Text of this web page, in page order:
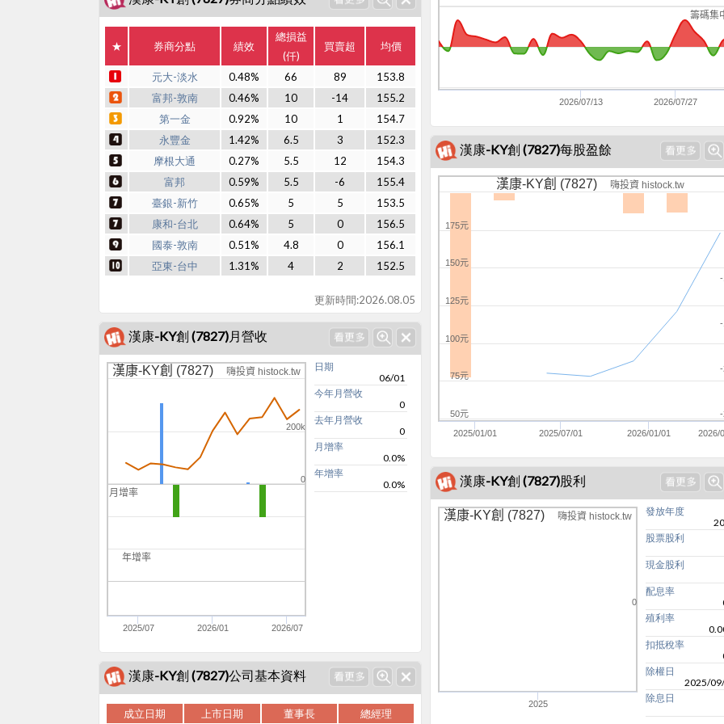
籌碼集
2026/07/13 2026/07/27
★ 券商分點 績效
總損益
(仟)
買賣超 均價
元大-淡水 0.48% 66 89
153.8
富邦-敦南
0.46% 10 -14
155.2
第一金
0.92% 10 1
154.7
永豐金
1.42% 6.5 3
152.3
摩根大通
0.27% 5.5 12
154.3
富邦
0.59% 5.5 -6
155.4
臺銀-新竹
0.65% 5 5
153.5
康和-台北
0.64% 5 0
156.5
國泰-敦南
0.51% 4.8 0
156.1
亞東-台中
1.31% 4 2 152.5
更新時間:2026.08.05
漢康-KY創 (7827)每股盈餘
漢康-KY創 (7827) 嗨投資 histock.tw
2025/01/01 2025/07/01 2026/01/01 2026/
50元
75元
100元
125元
150元
175元
漢康-KY創 (7827)月營收
月增率
年增率
漢康-KY創 (7827) 嗨投資 histock.tw
2025/07 2026/01 2026/07
0
200k
日期
06/01
今年月營收
0
去年月營收
0
月增率
0.0%
年增率
0.0%
漢康-KY創 (7827)股利
漢康-KY創 (7827) 嗨投資 histock.tw
2025
0
發放年度
股票股利
現金股利
配息率
殖利率
扣抵稅率
除權日
2025/
除息日
漢康-KY創 (7827)公司基本資料
成立日期 上市日期 董事長 總經理